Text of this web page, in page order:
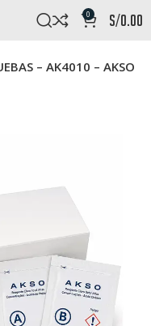
0 s/0.00
– AK4010 – AKSO